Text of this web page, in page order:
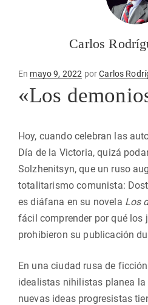
Carlos
En Publicado
en
mayo 9, 2022 porCarlos
«Los
Hoy, cuando celebran las
Día de la Victoria, quizá
Solzhenitsyn, que un ruso
totalitarismo comunista:
es diáfana en su novela Los
fácil comprender por qué los
prohibieron su publicación
En una ciudad rusa de
idealistas nihilistas planea
nuevas ideas progresistas